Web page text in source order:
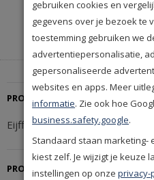
Heeft u hulp nodig of
Neem
+31(0)85 888 3671
PRODUCTBESCHRIJVING
Eijffinger Magnifique 351242
PRODUCTSPECIFICATIES
gebruiken cookies en
gegevens over je bezoek te
toestemming gebruiken we
advertentiepersonalisatie,
gepersonaliseerde
websites en apps. Meer
informatie. Zie ook hoe
business.safety.google.
Standaard staan marketing-
kiest zelf. Je wijzigt je keuze
instellingen op onzeprivacy-